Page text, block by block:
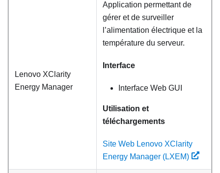
Lenovo XClarity
Energy Manager
Application permettant de
gérer et de surveiller
l’alimentation électrique et la
température du serveur.
Interface
Interface Web GUI
Utilisation et
téléchargements
Site Web Lenovo XClarity
Energy Manager (LXEM)